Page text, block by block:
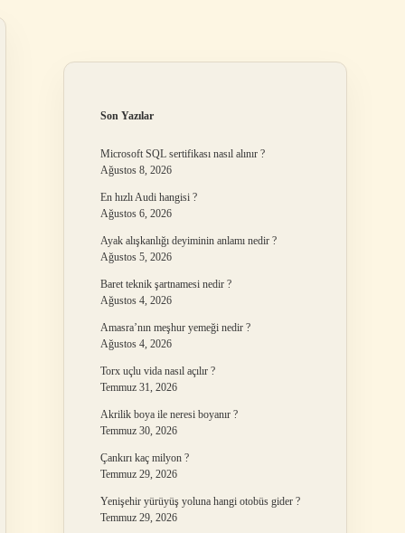
Son Yazılar
Microsoft SQL sertifikası nasıl alınır ?
Ağustos 8, 2026
En hızlı Audi hangisi ?
Ağustos 6, 2026
Ayak alışkanlığı deyiminin anlamı nedir ?
Ağustos 5, 2026
Baret teknik şartnamesi nedir ?
Ağustos 4, 2026
Amasra’nın meşhur yemeği nedir ?
Ağustos 4, 2026
Torx uçlu vida nasıl açılır ?
Temmuz 31, 2026
Akrilik boya ile neresi boyanır ?
Temmuz 30, 2026
Çankırı kaç milyon ?
Temmuz 29, 2026
Yenişehir yürüyüş yoluna hangi otobüs gider ?
Temmuz 29, 2026